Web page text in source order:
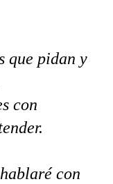
que pidan y
con
con